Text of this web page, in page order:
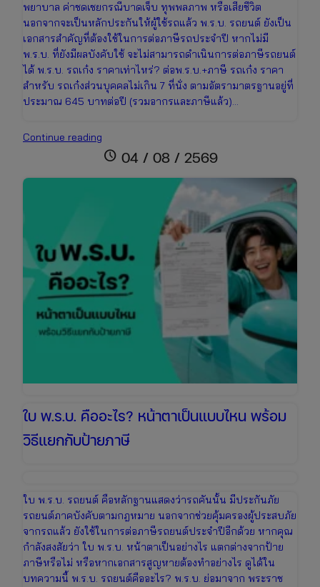
พยาบาล ค่าชดเชยกรณีบาดเจ็บ ทุพพลภาพ หรือเสียชีวิต
นอกจากจะเป็นหลักประกันให้ผู้ใช้รถแล้ว พ.ร.บ. รถยนต์ ยังเป็น
เอกสารสำคัญที่ต้องใช้ในการต่อภาษีรถประจำปี หากไม่มี
พ.ร.บ. ที่ยังมีผลบังคับใช้ จะไม่สามารถดำเนินการต่อภาษีรถยนต์
ได้ พ.ร.บ. รถเก๋ง ราคาเท่าไหร่? ต่อพ.ร.บ.+ภาษี รถเก๋ง ราคา
สำหรับ รถเก๋งส่วนบุคคลไม่เกิน 7 ที่นั่ง ตามอัตรามาตรฐานอยู่ที่
ประมาณ 645 บาทต่อปี (รวมอากรและภาษีแล้ว)…
Continue reading
รถ
ข้อมูล
ล่าสุด
เพื่อ
เตรียม
งบ
ให้
schedule 04 / 08 / 2569
ใบ พ.ร.บ. คืออะไร? หน้าตาเป็นแบบไหน พร้อม
วิธีแยกกับป้ายภาษี
ใบ พ.ร.บ. รถยนต์ คือหลักฐานแสดงว่ารถคันนั้น มีประกันภัย
รถยนต์ภาคบังคับตามกฎหมาย นอกจากช่วยคุ้มครองผู้ประสบภัย
จากรถแล้ว ยังใช้ในการต่อภาษีรถยนต์ประจำปีอีกด้วย หากคุณ
กำลังสงสัยว่า ใบ พ.ร.บ. หน้าตาเป็นอย่างไร แตกต่างจากป้าย
ภาษีหรือไม่ หรือหากเอกสารสูญหายต้องทำอย่างไร ดูได้ใน
บทความนี้ พ.ร.บ. รถยนต์คืออะไร? พ.ร.บ. ย่อมาจาก พระราช